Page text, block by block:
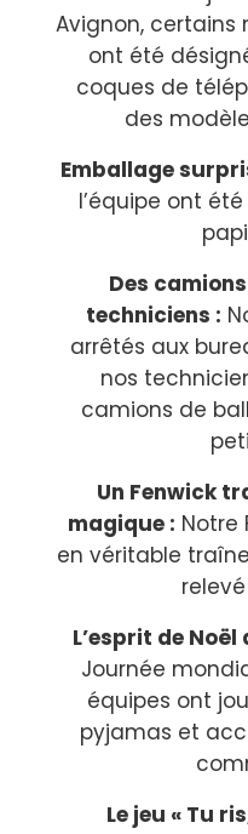
Avignon, certains
ont été
coques de
des
Emballage
l’équipe ont
Des
techniciens :
arrêtés aux
nos
camions de
Un Fenwick
magique : Notre
en véritable
L’esprit de
Journée
équipes ont
pyjamas et
Le jeu « Tu